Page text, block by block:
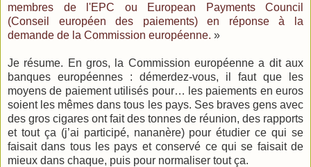
membres de l'EPC ou European Payments Council
(Conseil européen des paiements) en réponse à la
demande de la Commission européenne. »
Je résume. En gros, la Commission européenne a dit aux
banques européennes : démerdez-vous, il faut que les
moyens de paiement utilisés pour… les paiements en euros
soient les mêmes dans tous les pays. Ses braves gens avec
des gros cigares ont fait des tonnes de réunion, des rapports
et tout ça (j’ai participé, nananère) pour étudier ce qui se
faisait dans tous les pays et conservé ce qui se faisait de
mieux dans chaque, puis pour normaliser tout ça.